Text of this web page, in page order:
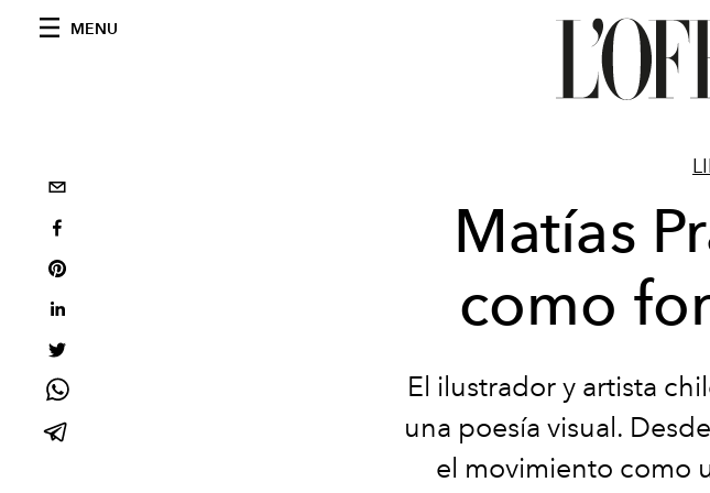
MENU
Matías
como
El ilustrador y artista
una poesía visual.
el movimiento como